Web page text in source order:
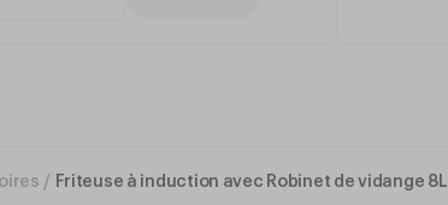
/ Friteuse à induction avec Robinet de vidange 8L